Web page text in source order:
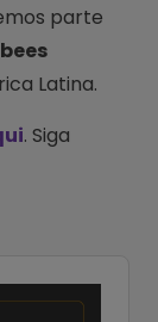
parte
Latina.
. Siga